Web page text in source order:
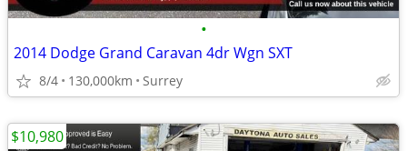
•
2014 Dodge Grand Caravan 4dr Wgn SXT
8/4 130,000km Surrey
$10,980